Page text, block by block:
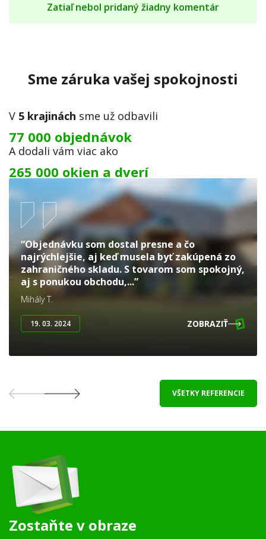
Zatiaľ nebol pridaný žiadny komentár
Sme záruka vašej spokojnosti
V 5 krajinách sme už odbavili
77 000 objednávok
A dodali vám viac ako
265 000 okien a dverí
“Objednávku som dostal presne a čo
najrýchlejšie, aj keď musela byť zakúpená zo
zahraničného skladu. S tovarom som spokojný,
aj s ponukou obchodu,...”
Mihály T.
19. 03. 2024 ZOBRAZIŤ
VŠETKY REFERENCIE
Zostaňte v obraze